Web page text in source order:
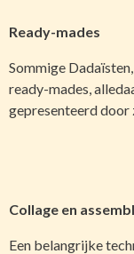
Ready-mades
Sommige
ready-mades,
gepresenteerd door
Collage en
Een belangrijke